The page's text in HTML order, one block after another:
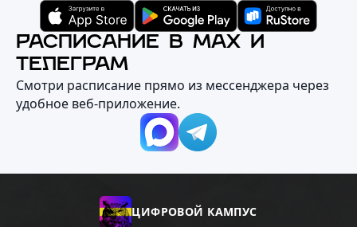
РАСПИСАНИЕ В MAX И
ТЕЛЕГРАМ
Смотри расписание прямо из мессенджера через
удобное веб‑приложение.
ЦИФРОВОЙ КАМПУС